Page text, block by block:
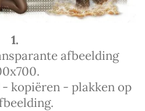
1.
afbeelding
kopiëren - plakken op